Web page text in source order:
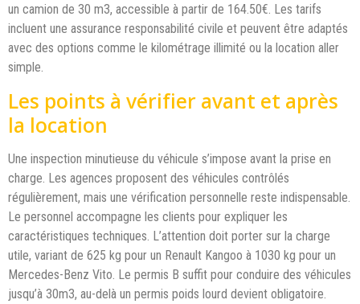
un camion de 30 m3, accessible à partir de 164.50€. Les tarifs
incluent une assurance responsabilité civile et peuvent être adaptés
avec des options comme le kilométrage illimité ou la location aller
simple.
Les points à vérifier avant et après
la location
Une inspection minutieuse du véhicule s’impose avant la prise en
charge. Les agences proposent des véhicules contrôlés
régulièrement, mais une vérification personnelle reste indispensable.
Le personnel accompagne les clients pour expliquer les
caractéristiques techniques. L’attention doit porter sur la charge
utile, variant de 625 kg pour un Renault Kangoo à 1030 kg pour un
Mercedes-Benz Vito. Le permis B suffit pour conduire des véhicules
jusqu’à 30m3, au-delà un permis poids lourd devient obligatoire.